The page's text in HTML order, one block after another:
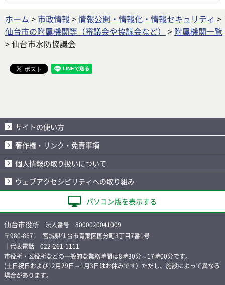
ホーム >市政情報 >情報公開・情報化・情報セキュリティ >
仙台市の附属機関等（審議会や協議会など）
> 附属機関一覧
> 仙台市水防協議会
サイトの使い方
著作権・リンク・免責事項
個人情報の取り扱いについて
ウェブアクセシビリティへの取り組み
パソコン版を表示する
仙台市役所 法人番号 8000020041009
〒980-8671 宮城県仙台市青葉区国分町3丁目7番1号
｜代表電話 022-261-1111
市役所・区役所などの一般的な業務時間は8時30分～17時00分です。
(土日祝日および12月29日～1月3日はお休みです）ただし、施設によって異なる
場合があります。